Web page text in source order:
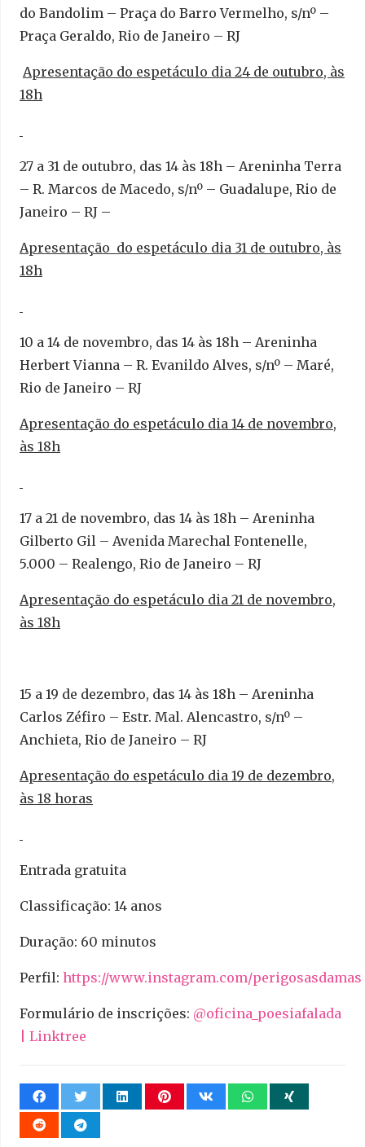
do Bandolim – Praça do Barro Vermelho, s/nº –
Praça Geraldo, Rio de Janeiro – RJ
Apresentação do espetáculo dia 24 de outubro, às
18h
27 a 31 de outubro, das 14 às 18h – Areninha Terra
– R. Marcos de Macedo, s/nº – Guadalupe, Rio de
Janeiro – RJ –
Apresentação do espetáculo dia 31 de outubro, às
18h
10 a 14 de novembro, das 14 às 18h – Areninha
Herbert Vianna – R. Evanildo Alves, s/nº – Maré,
Rio de Janeiro – RJ
Apresentação do espetáculo dia 14 de novembro,
às 18h
17 a 21 de novembro, das 14 às 18h – Areninha
Gilberto Gil – Avenida Marechal Fontenelle,
5.000 – Realengo, Rio de Janeiro – RJ
Apresentação do espetáculo dia 21 de novembro,
às 18h
15 a 19 de dezembro, das 14 às 18h – Areninha
Carlos Zéfiro – Estr. Mal. Alencastro, s/nº –
Anchieta, Rio de Janeiro – RJ
Apresentação do espetáculo dia 19 de dezembro,
às 18 horas
Entrada gratuita
Classificação: 14 anos
Duração: 60 minutos
Perfil: https://www.instagram.com/perigosasdamas
Formulário de inscrições: @oficina_poesiafalada
| Linktree